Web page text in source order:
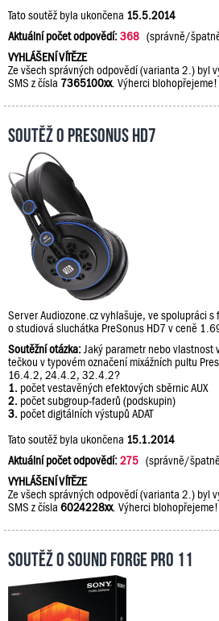
Tato soutěž byla ukončena 15.5.2014
Aktuální počet odpovědí:368 (správně/
VYHLÁŠENÍ VÍTĚZE
Ze všech správných odpovědí (varianta 2.) byl
SMS z čísla 7365100xx. Výherci blohopřejeme!
Soutěž o PreSonus HD7
Server Audiozone.cz vyhlašuje, ve spolupráci s
o studiová sluchátka PreSonus HD7 v ceně
Soutěžní otázka: Jaký parametr nebo vlastnost
tečkou v typovém označení mixážních pultu
16.4.2, 24.4.2, 32.4.2?
1. počet vestavěných efektových sběrnic AUX
2. počet subgroup-faderů (podskupin)
3. počet digitálních výstupů ADAT
Tato soutěž byla ukončena 15.1.2014
Aktuální počet odpovědí:275 (správně/
VYHLÁŠENÍ VÍTĚZE
Ze všech správných odpovědí (varianta 2.) byl
SMS z čísla 6024228xx. Výherci blohopřejeme!
Soutěž o Sound Forge Pro 11